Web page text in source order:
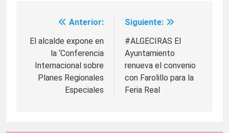
Navegación
de
entradas
Anterior:
El alcalde expone en
la ‘Conferencia
Internacional sobre
Planes Regionales
Especiales
Siguiente:
#ALGECIRAS El
Ayuntamiento
renueva el convenio
con Farolillo para la
Feria Real